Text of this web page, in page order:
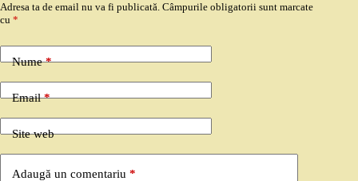
Adresa ta de email nu va fi publicată. Câmpurile obligatorii sunt marcate
cu *
Nume*
Email*
Site web
Adaugă un comentariu *